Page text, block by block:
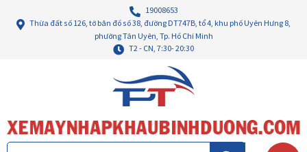
19008653
Thừa đất số 126, tờ bản đồ số 38, đường DT747B, tổ 4, khu phố Uyên Hưng 8,
phường Tân Uyên, Tp. Hồ Chí Minh
T2 - CN, 7:30- 20:30